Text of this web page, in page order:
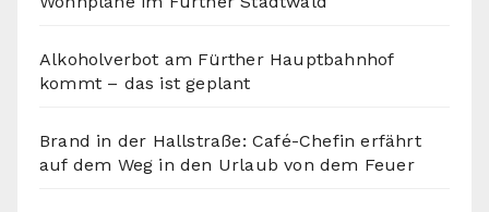
Alkoholverbot am Fürther Hauptbahnhof
kommt – das ist geplant
Brand in der Hallstraße: Café-Chefin erfährt
auf dem Weg in den Urlaub von dem Feuer